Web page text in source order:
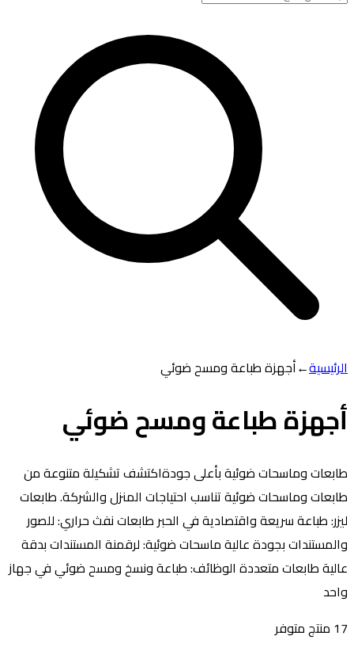
الرئيسية←أجهزة طباعة ومسح ضوئي
أجهزة طباعة ومسح ضوئي
طابعات وماسحات ضوئية بأعلى جودةاكتشف تشكيلة متنوعة من
طابعات وماسحات ضوئية تناسب احتياجات المنزل والشركة. طابعات
ليزر: طباعة سريعة واقتصادية في الحبر طابعات نفث حراري: للصور
والمستندات بجودة عالية ماسحات ضوئية: لرقمنة المستندات بدقة
عالية طابعات متعددة الوظائف: طباعة ونسخ ومسح ضوئي في جهاز
واحد
17 منتج متوفر